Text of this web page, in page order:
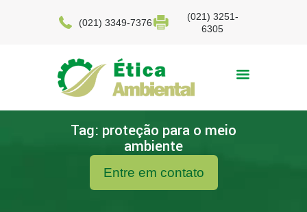
(021) 3349-7376
(021) 3251-
6305
Entre em contato
Tag: proteção para o meio
ambiente